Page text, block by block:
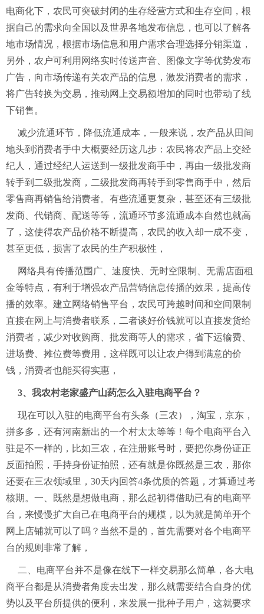
电商化下，农民可突破封闭的生存经营方式和生存空间，根
据自己的需求向全国以及世界各地发布信息，也可以了解各
地市场情况，根据市场信息和用户需求合理选择分销渠道，
另外，农户可利用网络实时传送声音、图像文字等优势发布
广告，向市场传递有关农产品的信息，激发消费者的需求，
将广告转换为交易，推动网上交易额增加的同时也带动了线
下销售。
减少流通环节，降低流通成本，一般来说，农产品从田间
地头到消费者手中大概要经历这几步：农民将农产品上交经
纪人，通过经纪人运送到一级批发商手中，再由一级批发商
转手到二级批发商，二级批发商再转手到零售商手中，然后
零售商再销售给消费者。有些流通更复杂，甚至还有三级批
发商、代销商、配送等等，流通环节多流通成本自然也就高
了，这使得农产品价格不断提高，农民的收入却一成不变，
甚至更低，损害了农民的生产积极性，
网络具有传播范围广、速度快、无时空限制、无需店面租
金等特点，有利于增强农产品营销信息传播的效果，提高传
播的效率。建立网络销售平台，农民可跨越时间和空间限制
直接在网上与消费者联系，二者谈好价钱就可以直接发货给
消费者，减少对收购商、批发商等人的需求，省下运输费、
进场费、摊位费等费用，这样既可以让农户得到满意的价
钱，消费者也能买得实惠，
3、我农村老家盛产山药怎么入驻电商平台？
现在可以入驻的电商平台有头条（三农），淘宝，京东，
拼多多，还有河南新出的一个村太太等等！每个电商平台入
驻是不一样的，比如三农，在注册账号时，要把你身份证正
反面拍照，手持身份证拍照，还有就是你既然是三农，那你
还要在三农领域里，30天内回答4条优质的答题，才算通过考
核期。一、既然是想做电商，那么起初得借助已有的电商平
台，来慢慢扩大自己在电商平台的规模，以为就是简单开个
网上店铺就可以了吗？当然不是的，首先需要对各个电商平
台的规则非常了解，
二、电商平台并不是像在线下一样交易那么简单，各大电
商平台都是从消费者角度去出发，那么就需要结合自身的优
势以及平台所提供的便利，来发展一批种子用户，这就要求